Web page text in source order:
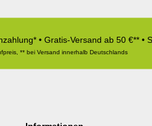
• Gratis-Versand ab 50 €** •
** bei Versand innerhalb Deutschlands